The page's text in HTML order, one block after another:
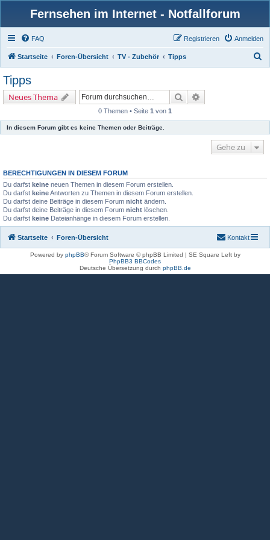
Fernsehen im Internet - Notfallforum
FAQ Anmelden
Registrieren
Startseite Foren-Übersicht TV - Zubehör Tipps
Tipps
Neues Thema Suche
0 Themen • Seite 1 von 1
In diesem Forum gibt es keine Themen oder Beiträge.
Gehe zu
BERECHTIGUNGEN IN DIESEM FORUM
Du darfst keine neuen Themen in diesem Forum erstellen.
Du darfst keineAntworten zu Themen in diesem Forum erstellen.
Du darfst deine Beiträge in diesem Forum nicht ändern.
Du darfst deine Beiträge in diesem Forum nicht löschen.
Du darfst keine Dateianhänge in diesem Forum erstellen.
Startseite Foren-Übersicht Kontakt
Powered by phpBB® Forum Software © phpBB Limited | SE Square Left by
PhpBB3 BBCodes
Deutsche Übersetzung durch phpBB.de